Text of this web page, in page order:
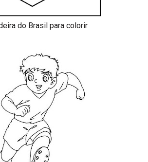
do Brasil para colorir